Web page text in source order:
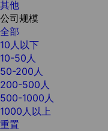
其他
公司规模
全部
10人以下
10-50人
50-200人
200-500人
500-1000人
1000人以上
重置